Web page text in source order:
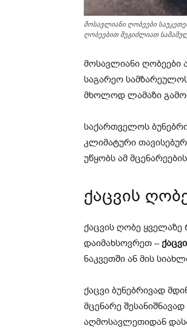
მოსავლიანი ღობეები
ღობეებით შეგიძლიათ
მოსავლიანი
საგარეო
მხოლოდ ლამაზი
საქართველოს
კლიმატური
უწყობს ამ
ქაცვის
ქაცვის ღობე
დაიმახსოვრეთ –
ნაკვეთში ან მის
ქაცვი ბუნებრივად
მცენარე
აღმოსავლეთიდან